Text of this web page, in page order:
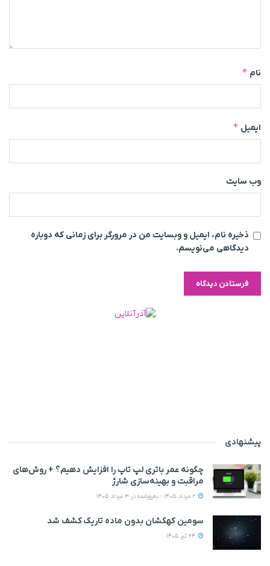
نام *
ایمیل *
وب‌ سایت
ذخیره نام، ایمیل و وبسایت من در مرورگر برای زمانی که دوباره
دیدگاهی می‌نویسم.
پیشنهادی
چگونه عمر باتری لپ تاپ را افزایش دهیم؟ + روش‌های
مراقبت و بهینه‌سازی شارژ
سومین کهکشان بدون ماده تاریک کشف شد